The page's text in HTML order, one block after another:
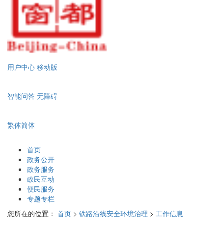
用户中心 移动版
智能问答 无障碍
繁体简体
首页
政务公开
政务服务
政民互动
便民服务
专题专栏
您所在的位置： 首页 > 铁路沿线安全环境治理 > 工作信息